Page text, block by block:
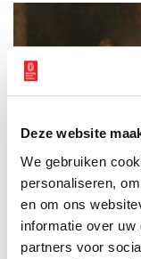
Deze website
We gebruiken
personaliseren,
en om ons
informatie over
partners voor
In de Purmer
struikrover, die
gevreesd werd:
een duivelse
stal van de rijken en
Hood.